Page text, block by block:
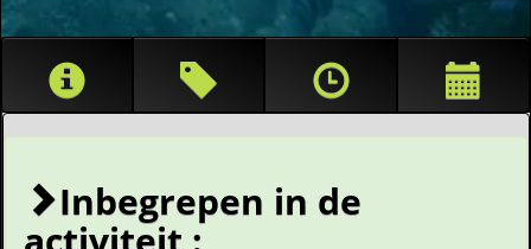
Inbegrepen in de